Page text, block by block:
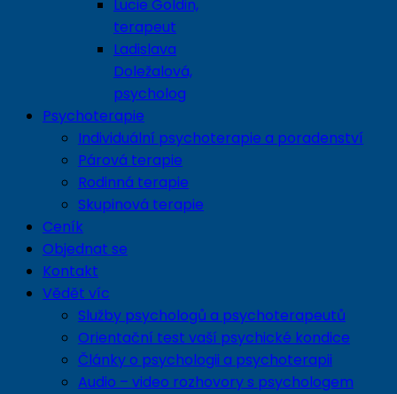
Lucie Goldin,
terapeut
Ladislava
Doležalová,
psycholog
Psychoterapie
Individuální psychoterapie a poradenství
Párová terapie
Rodinná terapie
Skupinová terapie
Ceník
Objednat se
Kontakt
Vědět víc
Služby psychologů a psychoterapeutů
Orientační test vaší psychické kondice
Články o psychologii a psychoterapii
Audio – video rozhovory s psychologem